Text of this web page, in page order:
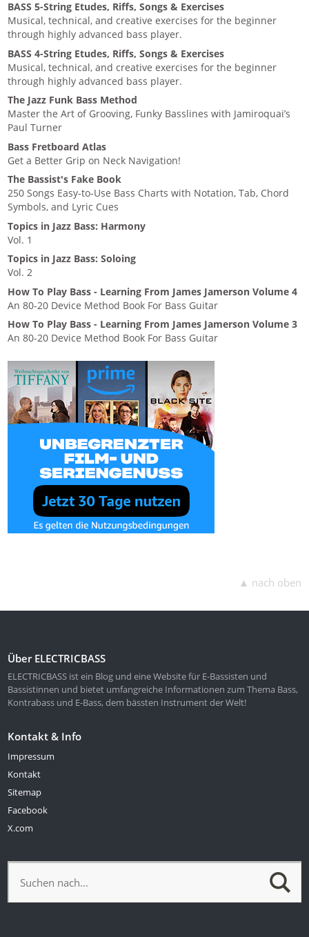
BASS 5-String Etudes, Riffs, Songs & Exercises
Musical, technical, and creative exercises for the beginner
through highly advanced bass player.
BASS 4-String Etudes, Riffs, Songs & Exercises
Musical, technical, and creative exercises for the beginner
through highly advanced bass player.
The Jazz Funk Bass Method
Master the Art of Grooving, Funky Basslines with Jamiroquai’s
Paul Turner
Bass Fretboard Atlas
Get a Better Grip on Neck Navigation!
The Bassist's Fake Book
250 Songs Easy-to-Use Bass Charts with Notation, Tab, Chord
Symbols, and Lyric Cues
Topics in Jazz Bass: Harmony
Vol. 1
Topics in Jazz Bass: Soloing
Vol. 2
How To Play Bass - Learning From James Jamerson Volume 4
An 80-20 Device Method Book For Bass Guitar
How To Play Bass - Learning From James Jamerson Volume 3
An 80-20 Device Method Book For Bass Guitar
▲ nach oben
Über ELECTRICBASS
ELECTRICBASS ist ein Blog und eine Website für E-Bassisten und
Bassistinnen und bietet umfangreiche Informationen zum Thema Bass,
Kontrabass und E-Bass, dem bässten Instrument der Welt!
Kontakt & Info
Impressum
Kontakt
Sitemap
Facebook
X.com